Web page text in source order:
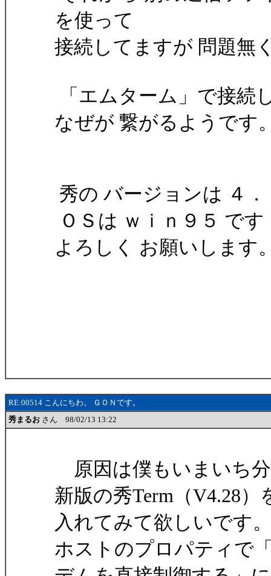
を使って
接続してますが 問題無
「エムターム」で接続
なぜが 繋がるようです
秀の バージョンは ４．
ＯＳは ｗｉｎ９５ です
よろしく お願いします
RE:00514 こんにちわ。 ＧＯＮです。
秀まるお さん 98/02/13 13:22
原因は僕もいまいち
新版の秀Term（V4.28）
入れてみて欲しいです
ホストのプロパティで